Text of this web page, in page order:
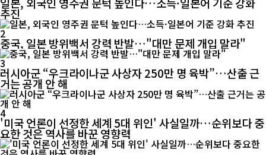
추진
2
중국, 일본 방위백서 강력 반발…"대만 문제 개입 말라"
3
러시아군 “우크라이나군 사상자 250만 명 육박”…산출 근
거는 공개 안 해
4
'미국 언론이 선정한 세계 5대 위인' 사실일까…순위보다 중
요한 것은 역사를 바꾼 영향력